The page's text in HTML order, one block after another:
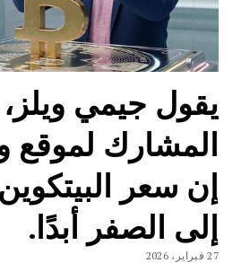
يقول جيمي
المشارك لموقع
إن سعر
إلى الصفر أبدًا.
27 فبراير، 2026